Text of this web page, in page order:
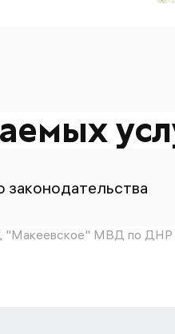
МВД по ДНР